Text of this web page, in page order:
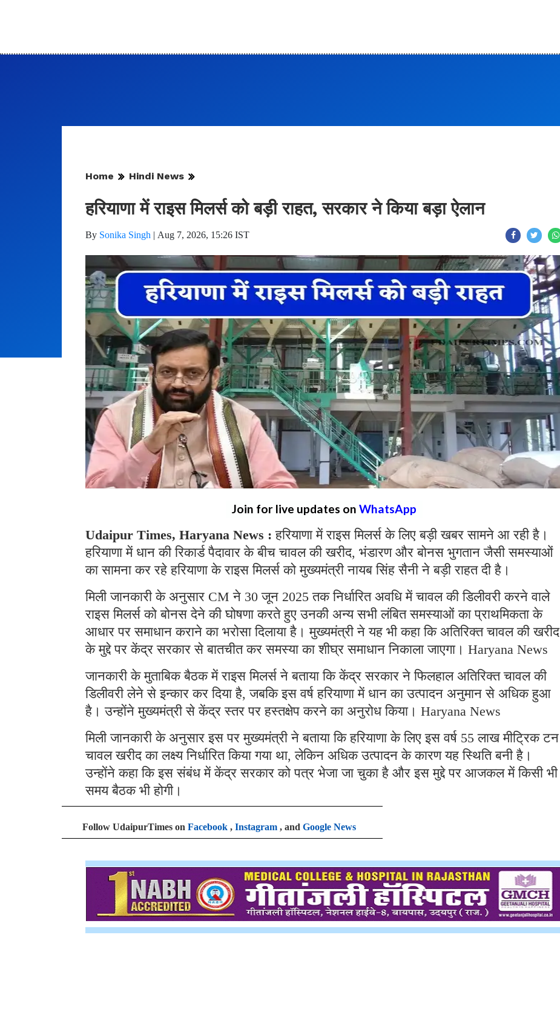
Home Hindi News
हरियाणा में राइस मिलर्स को बड़ी राहत, सरकार ने किया बड़ा ऐलान
By Sonika Singh | Aug 7, 2026, 15:26 IST
Join for live updates on WhatsApp
Udaipur Times, Haryana News : हरियाणा में राइस मिलर्स के लिए बड़ी खबर सामने आ रही है।
हरियाणा में धान की रिकार्ड पैदावार के बीच चावल की खरीद, भंडारण और बोनस भुगतान जैसी समस्याओं
का सामना कर रहे हरियाणा के राइस मिलर्स को मुख्यमंत्री नायब सिंह सैनी ने बड़ी राहत दी है।
मिली जानकारी के अनुसार CM ने 30 जून 2025 तक निर्धारित अवधि में चावल की डिलीवरी करने वाले
राइस मिलर्स को बोनस देने की घोषणा करते हुए उनकी अन्य सभी लंबित समस्याओं का प्राथमिकता के
आधार पर समाधान कराने का भरोसा दिलाया है। मुख्यमंत्री ने यह भी कहा कि अतिरिक्त चावल की खरीद
के मुद्दे पर केंद्र सरकार से बातचीत कर समस्या का शीघ्र समाधान निकाला जाएगा। Haryana News
जानकारी के मुताबिक बैठक में राइस मिलर्स ने बताया कि केंद्र सरकार ने फिलहाल अतिरिक्त चावल की
डिलीवरी लेने से इन्कार कर दिया है, जबकि इस वर्ष हरियाणा में धान का उत्पादन अनुमान से अधिक हुआ
है। उन्होंने मुख्यमंत्री से केंद्र स्तर पर हस्तक्षेप करने का अनुरोध किया। Haryana News
मिली जानकारी के अनुसार इस पर मुख्यमंत्री ने बताया कि हरियाणा के लिए इस वर्ष 55 लाख मीट्रिक टन
चावल खरीद का लक्ष्य निर्धारित किया गया था, लेकिन अधिक उत्पादन के कारण यह स्थिति बनी है।
उन्होंने कहा कि इस संबंध में केंद्र सरकार को पत्र भेजा जा चुका है और इस मुद्दे पर आजकल में किसी भी
समय बैठक भी होगी।
Follow UdaipurTimes on Facebook , Instagram , and Google News